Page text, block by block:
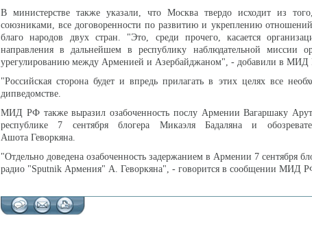
В министерстве также указали, что Москва твердо исходит из
союзниками, все договоренности по развитию и укреплению
благо народов двух стран. "Это, среди прочего, касается
направления в дальнейшем в республику наблюдательной миссии
урегулированию между Арменией и Азербайджаном", - добавили в
"Российская сторона будет и впредь прилагать в этих целях все
дипведомстве.
МИД РФ также выразил озабоченность послу Армении Вагаршаку
республике 7 сентября блогера Микаэля Бадаляна и
Ашота Геворкяна.
"Отдельно доведена озабоченность задержанием в Армении 7 сентября
радио "Sputnik Армения" А. Геворкяна", - говорится в сообщении МИД